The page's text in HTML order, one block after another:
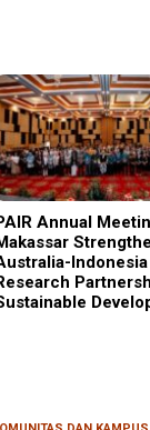
Annual
Indonesia